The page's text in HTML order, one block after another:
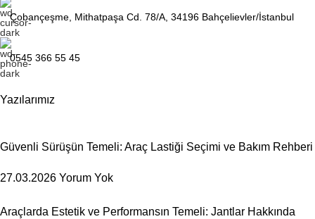
JANT ÖLÇÜSÜ 15
BIJON ÖLÇÜSÜ
Çobançeşme, Mithatpaşa Cd. 78/A, 34196 Bahçelievler/İstanbul
0545 366 55 45
Yazılarımız
Güvenli Sürüşün Temeli: Araç Lastiği Seçimi ve Bakım Rehberi
27.03.2026 Yorum Yok
Araçlarda Estetik ve Performansın Temeli: Jantlar Hakkında